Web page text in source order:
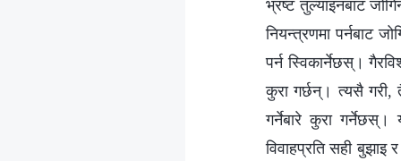
भ्रष्ट तुल्याइनबाट
नियन्त्रणमा पर्नबाट
पर्न स्विकार्नेछस्।
कुरा गर्छन्। त्यसै गरी,
गर्नेबारे कुरा
विवाहप्रति सही बुझाइ